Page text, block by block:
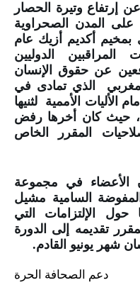
إرتفاع وتيرة الحصار
المدن الصحراوية
بمخيم أكديم أزيك عام
المراقبين الدوليين
عن حقوق الإنسان
الذي تمادى في
الأليات الأممية لثنيها
حيث كان أخرها رفض
المقرر الخاص
الأعضاء في مجموعة
السامية مشيل
حول الإلتزامات التي
تقديمه إلى الدورة
دعم الصحافة الحرة